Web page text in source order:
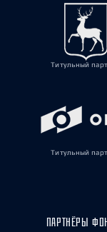
Титульный
Титульный
ПАРТНЁРЫ